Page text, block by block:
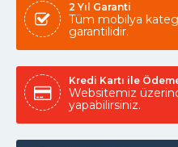
2 Yıl Garanti
Tüm mobilya
garantilidir.
Kredi Kartı ile
Websitemiz
yapabilirsiniz.